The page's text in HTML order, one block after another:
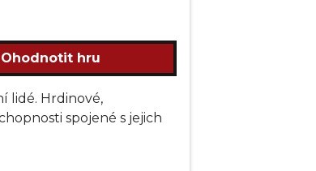
Ohodnotit hru
lidé. Hrdinové,
spojené s jejich